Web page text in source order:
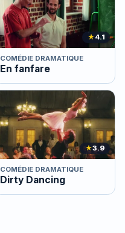
★4.1
COMÉDIE DRAMATIQUE
En fanfare
★3.9
COMÉDIE DRAMATIQUE
Dirty Dancing